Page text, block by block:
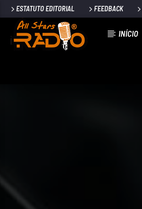
ESTATUTO EDITORIAL FEEDBACK
INÍCIO